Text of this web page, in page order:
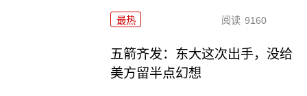
最热 阅读 9160
五箭齐发：东大这次出手，没给
美方留半点幻想